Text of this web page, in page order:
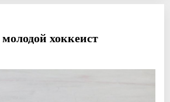
хоккеист